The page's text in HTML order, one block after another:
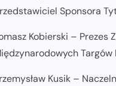
Sponsora
Kobierski – Prezes
Targów
Kusik –